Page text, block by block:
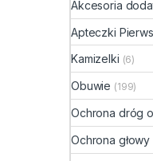
Akcesoria
Apteczki
Kamizelki (6)
Obuwie (199)
Ochrona dróg
Ochrona głowy